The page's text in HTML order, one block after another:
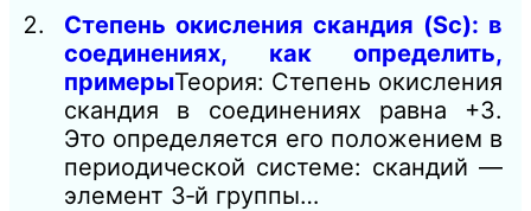
Степень окисления скандия (Sc): в
соединениях, как определить,
примерыТеория: Степень окисления
скандия в соединениях равна +3.
Это определяется его положением в
периодической системе: скандий —
элемент 3‑й группы…